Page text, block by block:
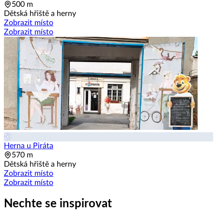
500 m
Dětská hřiště a herny
Zobrazit místo
Zobrazit místo
Herna u Piráta
570 m
Dětská hřiště a herny
Zobrazit místo
Zobrazit místo
Nechte se inspirovat